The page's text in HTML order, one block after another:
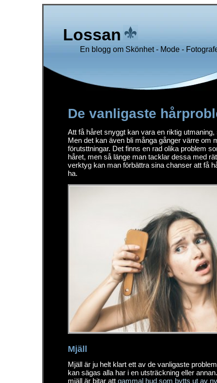
Lossan
En blogg om Skönhet - Mode -
De vanligaste
Att få håret snyggt kan vara en riktig
Men det kan även bli många gånger värre om
förutsttningar. Det finns en rad olika problem
håret, men så länge man tacklar dessa med
verktyg kan man förbättra sina chanser att få
ha.
Mjäll
Mjäll är ju helt klart ett av de vanligaste
kan sägas alla har i en utsträckning eller
mjäll är bitar att gammal hud som bytts ut av ny